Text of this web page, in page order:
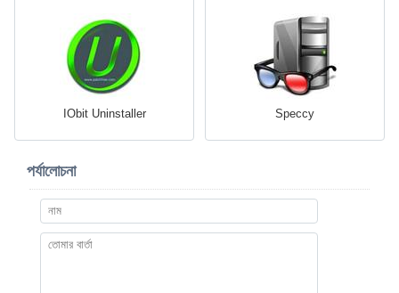
IObit Uninstaller Speccy
পর্যালোচনা